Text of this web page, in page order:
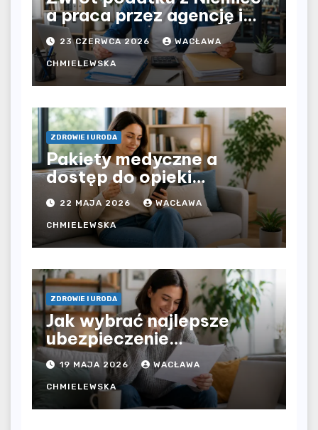
a praca przez agencję i
bezpośrednio u
pracodawcy – jak
rozliczyć oba źródła
dochodu?
23 CZERWCA 2026 WACŁAWA
CHMIELEWSKA
ZDROWIE I URODA
Pakiety medyczne a
dostęp do opieki
zdrowotnej bez
ograniczeń czasowych –
czy prywatna opieka daje
większą swobodę?
22 MAJA 2026 WACŁAWA
CHMIELEWSKA
ZDROWIE I URODA
Jak wybrać najlepsze
ubezpieczenie
komunikacyjne i uniknąć
kosztownych błędów?
19 MAJA 2026 WACŁAWA
CHMIELEWSKA